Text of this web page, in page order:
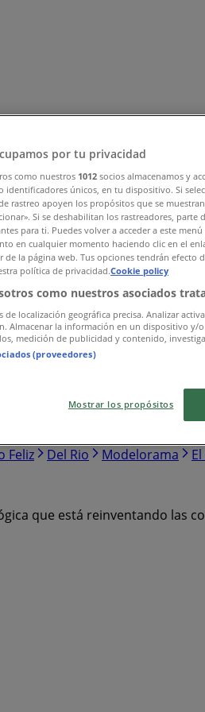
Zapatos y AccesoriosEl Regreso
y PapeleríasOcioNiñosViajes
H&M
Feliz Del Rio Modelorama
que está reinventando las
por tu privacidad
como nuestros 1012 socios almacenamos y
identificadores únicos, en tu dispositivo. Si
rastreo apoyen los propósitos que se
Si se deshabilitan los rastreadores,
para ti. Puedes volver a acceder a este
en cualquier momento haciendo clic en el
de la página web. Tus opciones tendrán efecto
política de privacidad.Cookie policy
como nuestros asociados
de localización geográfica precisa. Analizar
Almacenar la información en un dispositivo y/
medición de publicidad y contenido,
(proveedores)
Mostrar los propósitos